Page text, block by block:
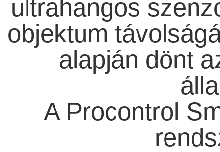
ultrahangos
objektum
alapján dönt
A Procontrol